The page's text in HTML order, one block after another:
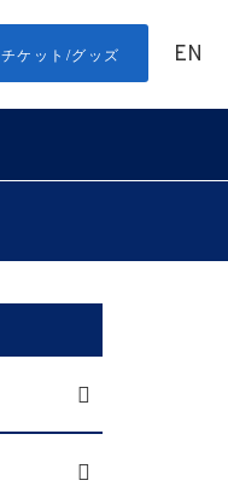
チケット/グッズ EN